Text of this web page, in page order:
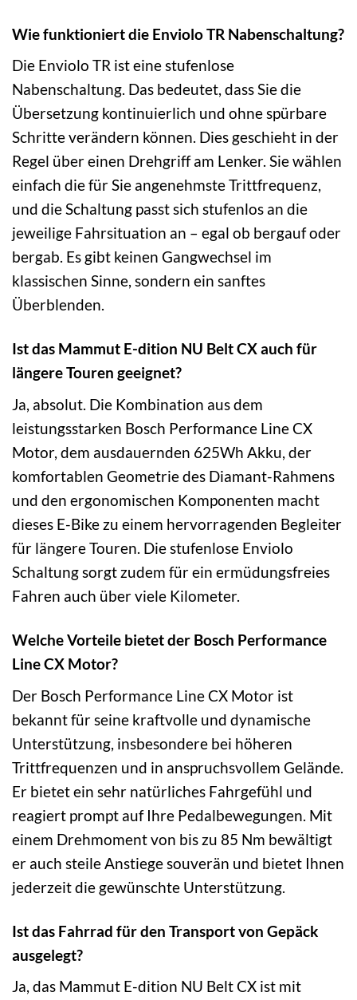
Wie funktioniert die Enviolo TR Nabenschaltung?
Die Enviolo TR ist eine stufenlose
Nabenschaltung. Das bedeutet, dass Sie die
Übersetzung kontinuierlich und ohne spürbare
Schritte verändern können. Dies geschieht in der
Regel über einen Drehgriff am Lenker. Sie wählen
einfach die für Sie angenehmste Trittfrequenz,
und die Schaltung passt sich stufenlos an die
jeweilige Fahrsituation an – egal ob bergauf oder
bergab. Es gibt keinen Gangwechsel im
klassischen Sinne, sondern ein sanftes
Überblenden.
Ist das Mammut E-dition NU Belt CX auch für
längere Touren geeignet?
Ja, absolut. Die Kombination aus dem
leistungsstarken Bosch Performance Line CX
Motor, dem ausdauernden 625Wh Akku, der
komfortablen Geometrie des Diamant-Rahmens
und den ergonomischen Komponenten macht
dieses E-Bike zu einem hervorragenden Begleiter
für längere Touren. Die stufenlose Enviolo
Schaltung sorgt zudem für ein ermüdungsfreies
Fahren auch über viele Kilometer.
Welche Vorteile bietet der Bosch Performance
Line CX Motor?
Der Bosch Performance Line CX Motor ist
bekannt für seine kraftvolle und dynamische
Unterstützung, insbesondere bei höheren
Trittfrequenzen und in anspruchsvollem Gelände.
Er bietet ein sehr natürliches Fahrgefühl und
reagiert prompt auf Ihre Pedalbewegungen. Mit
einem Drehmoment von bis zu 85 Nm bewältigt
er auch steile Anstiege souverän und bietet Ihnen
jederzeit die gewünschte Unterstützung.
Ist das Fahrrad für den Transport von Gepäck
ausgelegt?
Ja, das Mammut E-dition NU Belt CX ist mit